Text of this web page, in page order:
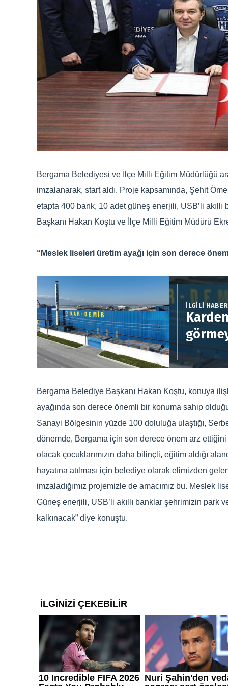
Bergama Belediyesi ve İlçe Milli Eğitim Müdürlüğü
imzalanarak, start aldı. Proje kapsamında, Şehit
etapta 400 bank, 10 adet güneş enerjili, USB’li
Başkanı Hakan Koştu ve İlçe Milli Eğitim Müdürü
“Meslek liseleri üretim ayağı için son derece
İLGİLİ HABER
Bergama Belediye Başkanı Hakan Koştu, konuya
ayağında son derece önemli bir konuma sahip
Sanayi Bölgesinin yüzde 100 doluluğa ulaştığı,
dönemde, Bergama için son derece önem arz
olacak çocuklarımızın daha bilinçli, eğitim aldığı
hayatına atılması için belediye olarak elimizden
imzaladığımız projemizle de amacımız bu. Meslek
Güneş enerjili, USB’li akıllı banklar şehrimizin park
kalkınacak” diye konuştu.